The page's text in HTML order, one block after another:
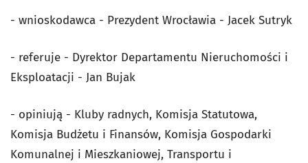
- wnioskodawca - Prezydent Wrocławia - Jacek Sutryk
- referuje - Dyrektor Departamentu Nieruchomości i
Eksploatacji - Jan Bujak
- opiniują - Kluby radnych, Komisja Statutowa,
Komisja Budżetu i Finansów, Komisja Gospodarki
Komunalnej i Mieszkaniowej, Transportu i